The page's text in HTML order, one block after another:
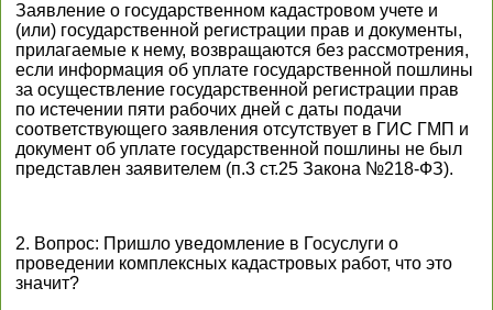
Заявление о государственном кадастровом учете и
(или) государственной регистрации прав и документы,
прилагаемые к нему, возвращаются без рассмотрения,
если информация об уплате государственной пошлины
за осуществление государственной регистрации прав
по истечении пяти рабочих дней с даты подачи
соответствующего заявления отсутствует в ГИС ГМП и
документ об уплате государственной пошлины не был
представлен заявителем (п.3 ст.25 Закона №218-ФЗ).
2. Вопрос: Пришло уведомление в Госуслуги о
проведении комплексных кадастровых работ, что это
значит?